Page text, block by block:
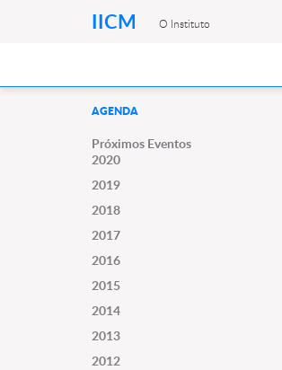
IICM O Instituto
AGENDA
Próximos Eventos
2020
2019
2018
2017
2016
2015
2014
2013
2012